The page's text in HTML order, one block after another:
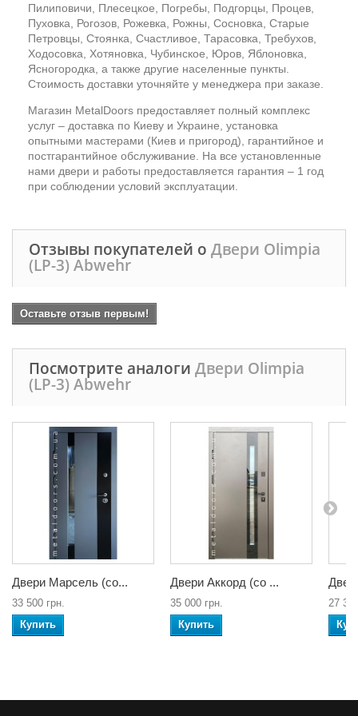
Пилиповичи, Плесецкое, Погребы, Подгорцы, Процев,
Пуховка, Рогозов, Рожевка, Рожны, Сосновка, Старые
Петровцы, Стоянка, Счастливое, Тарасовка, Требухов,
Ходосовка, Хотяновка, Чубинское, Юров, Яблоновка,
Ясногородка, а также другие населенные пункты.
Стоимость доставки уточняйте у менеджера при заказе.
Магазин MetalDoors предоставляет полный комплекс
услуг – доставка по Киеву и Украине, установка
опытными мастерами (Киев и пригород), гарантийное и
постгарантийное обслуживание. На все установленные
нами двери и работы предоставляется гарантия – 1 год
при соблюдении условий эксплуатации.
Отзывы покупателей о Двери Olimpia
(LP-3) Abwehr
Оставьте отзыв первым!
Посмотрите аналоги Двери Olimpia
(LP-3) Abwehr
Двери Марсель (со...
33 500 грн.
Купить
Двери Аккорд (со ...
35 000 грн.
Купить
27